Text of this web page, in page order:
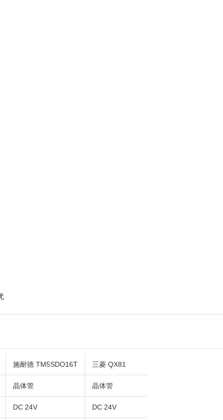
施耐德 TM5SDO16T 三菱 QX81
晶体管 晶体管
DC 24V DC 24V